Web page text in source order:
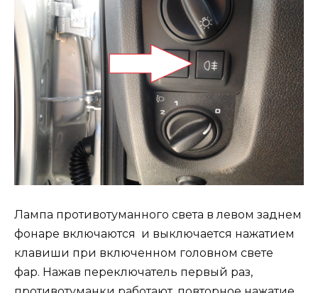
Лампа противотуманного света в левом заднем
фонаре включаются и выключается нажатием
клавиши при включенном головном свете
фар. Нажав переключатель первый раз,